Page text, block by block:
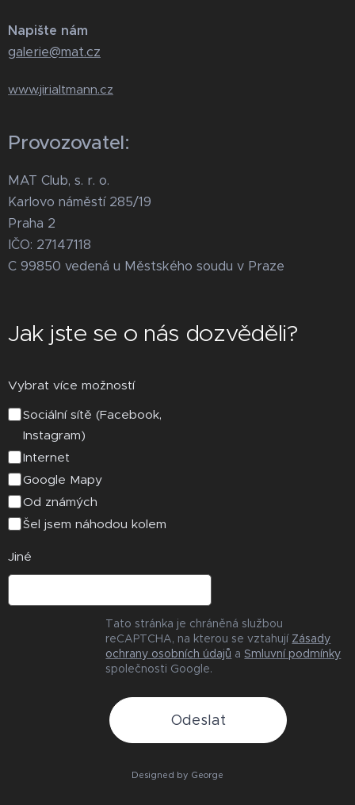
Napište nám
galerie@mat.cz
www.jirialtmann.cz
Provozovatel:
MAT Club, s. r. o.
Karlovo náměstí 285/19
Praha 2
IČO: 27147118
C 99850 vedená u Městského soudu v Praze
Jak jste se o nás dozvěděli?
Vybrat více možností
Sociální sítě (Facebook,
Instagram)
Internet
Google Mapy
Od známých
Šel jsem náhodou kolem
Jiné
Tato stránka je chráněná službou
reCAPTCHA, na kterou se vztahují Zásady
ochrany osobních údajů aSmluvní podmínky
společnosti Google.
Odeslat
Designed by George